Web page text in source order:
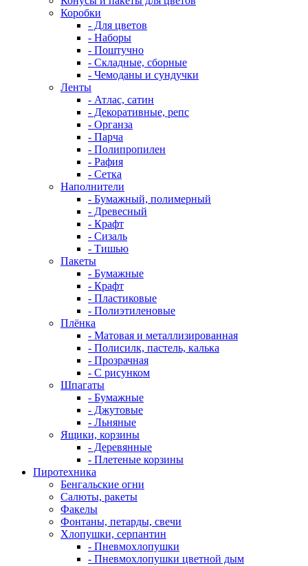
Коробки
- Для цветов
- Наборы
- Поштучно
- Складные, сборные
- Чемоданы и сундучки
Ленты
- Атлас, сатин
- Декоративные, репс
- Органза
- Парча
- Полипропилен
- Рафия
- Сетка
Наполнители
- Бумажный, полимерный
- Древесный
- Крафт
- Сизаль
- Тишью
Пакеты
- Бумажные
- Крафт
- Пластиковые
- Полиэтиленовые
Плёнка
- Матовая и металлизированная
- Полисилк, пастель, калька
- Прозрачная
- С рисунком
Шпагаты
- Бумажные
- Джутовые
- Льняные
Ящики, корзины
- Деревянные
- Плетеные корзины
Пиротехника
Бенгальские огни
Салюты, ракеты
Факелы
Фонтаны, петарды, свечи
Хлопушки, серпантин
- Пневмохлопушки
- Пневмохлопушки цветной дым